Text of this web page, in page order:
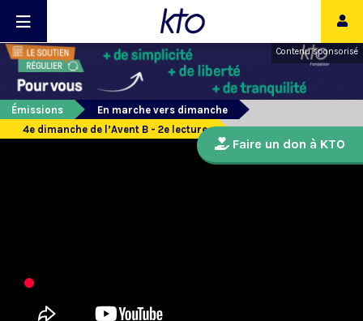
Contenu sponsorisé
Émissions
En marche vers dimanche
4e dimanche de l’Avent B - 2e lecture
Faire un don à KTO